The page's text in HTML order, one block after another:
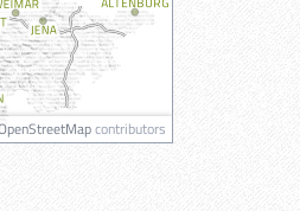
contributors